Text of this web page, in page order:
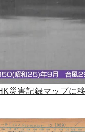
災害記録マップに移